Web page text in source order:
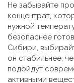
Не забывайте про
концентрат,
нужной
безопаснее
Сибири,
он стабильнее,
подойдут
активными